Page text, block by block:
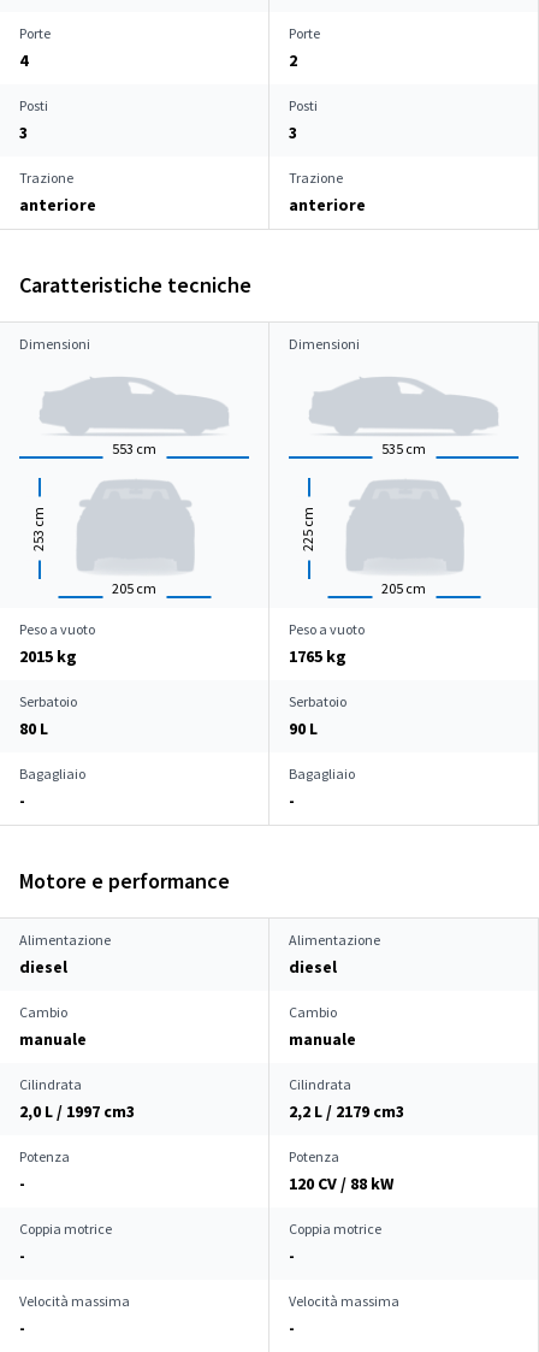
Porte
4
Porte
2
Posti
3
Posti
3
Trazione
anteriore
Trazione
anteriore
Caratteristiche tecniche
Dimensioni
553 cm
205 cm
253
cm
Dimensioni
535 cm
205 cm
225
cm
Peso a vuoto
2015 kg
Peso a vuoto
1765 kg
Serbatoio
80 L
Serbatoio
90 L
Bagagliaio
-
Bagagliaio
-
Motore e performance
Alimentazione
diesel
Alimentazione
diesel
Cambio
manuale
Cambio
manuale
Cilindrata
2,0 L / 1997 cm3
Cilindrata
2,2 L / 2179 cm3
Potenza
-
Potenza
120 CV / 88 kW
Coppia motrice
-
Coppia motrice
-
Velocità massima
-
Velocità massima
-